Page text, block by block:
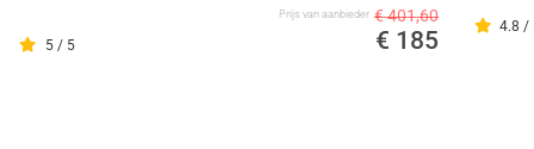
5 / 5
Prijs van aanbieder € 401,60
€ 185 4.8 /